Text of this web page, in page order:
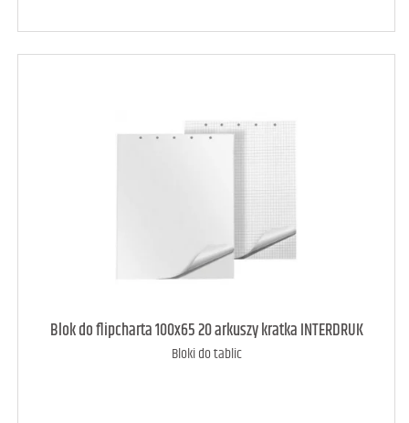
art. raczej dostępny 3
Blok do flipcharta 100x65 20 arkuszy kratka INTERDRUK
Bloki do tablic